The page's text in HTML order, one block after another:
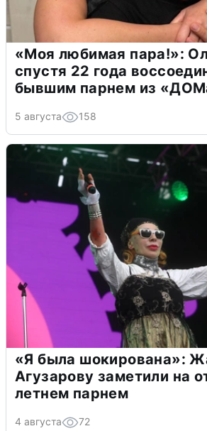
«Моя любимая пара!»:
спустя 22 года
бывшим парнем из
5 августа 158
«Я была шокирована»:
Агузарову заметили на
летнем парнем
4 августа 72